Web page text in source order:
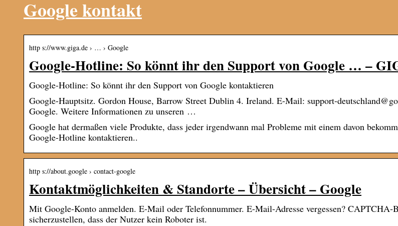
Google kontakt
http s://www.giga.de › … › Google
Google-Hotline: So könnt ihr den Support von Google … –
Google-Hotline: So könnt ihr den Support von Google kontaktieren
Google-Hauptsitz. Gordon House, Barrow Street Dublin 4. Ireland. E-Mail: support-
Google. Weitere Informationen zu unseren …
Google hat dermaßen viele Produkte, dass jeder irgendwann mal Probleme mit einem davon
Google-Hotline kontaktieren..
http s://about.google › contact-google
Kontaktmöglichkeiten & Standorte – Übersicht – Google
Mit Google-Konto anmelden. E-Mail oder Telefonnummer. E-Mail-Adresse vergessen?
sicherzustellen, dass der Nutzer kein Roboter ist.